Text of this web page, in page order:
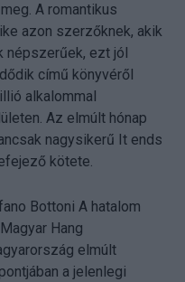
A romantikus
azon szerzőknek, akik
népszerűek, ezt jól
című könyvéről
alkalommal
Az elmúlt hónap
nagysikerű It ends
kötete.
Bottoni A hatalom
Hang
elmúlt
a jelenlegi